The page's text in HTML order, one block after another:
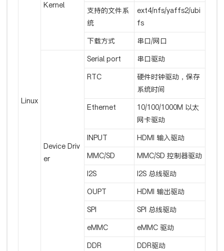
Linux
Kernel
支持的文件系
统
ext4/nfs/yaffs2/ubi
fs
下载方式 串口/网口
Device Driv
er
Serial port 串口驱动
RTC
硬件时钟驱动，保存
系统时间
Ethernet
10/100/1000M 以太
网卡驱动
INPUT HDMI 输入驱动
MMC/SD MMC/SD 控制器驱动
I2S I2S 总线驱动
OUPT HDMI 输出驱动
SPI SPI 总线驱动
eMMC eMMC 驱动
DDR DDR驱动